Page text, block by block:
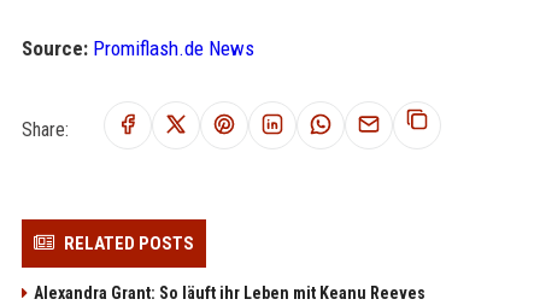
Source: Promiflash.de News
Share:
RELATED POSTS
Alexandra Grant: So läuft ihr Leben mit Keanu Reeves